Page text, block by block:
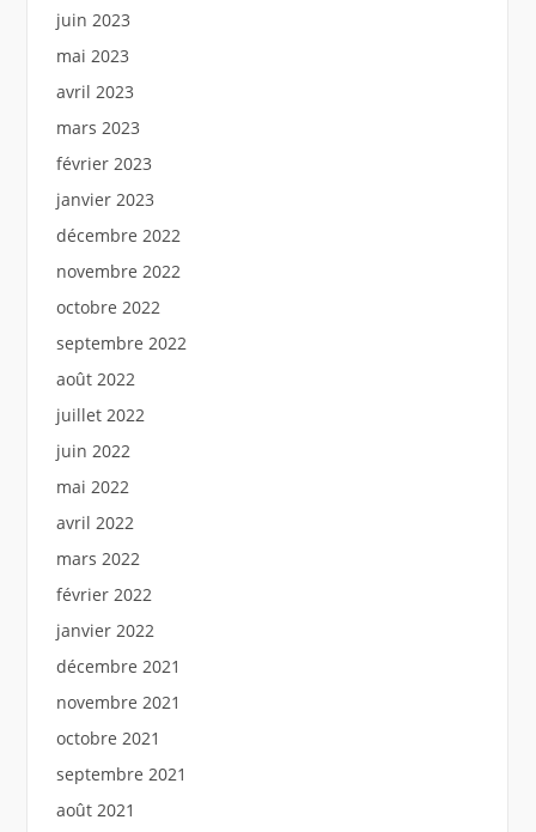
juin 2023
mai 2023
avril 2023
mars 2023
février 2023
janvier 2023
décembre 2022
novembre 2022
octobre 2022
septembre 2022
août 2022
juillet 2022
juin 2022
mai 2022
avril 2022
mars 2022
février 2022
janvier 2022
décembre 2021
novembre 2021
octobre 2021
septembre 2021
août 2021